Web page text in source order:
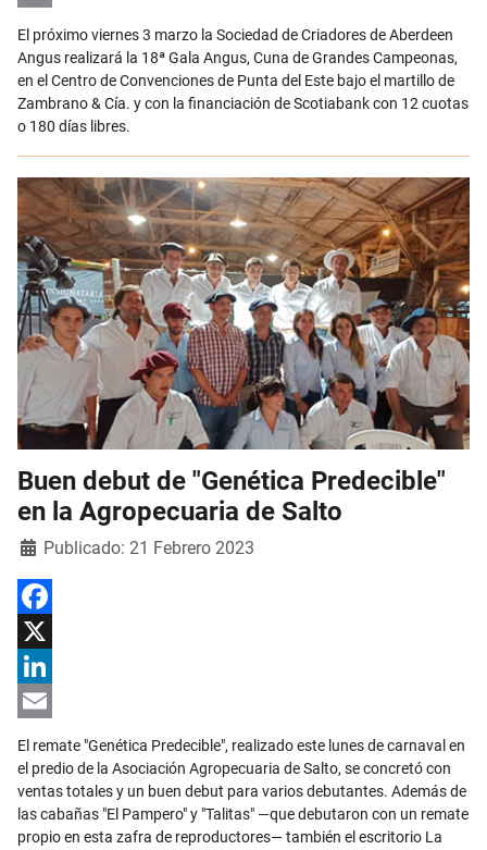
Email
El próximo viernes 3 marzo la Sociedad de Criadores de Aberdeen
Angus realizará la 18ª Gala Angus, Cuna de Grandes Campeonas,
en el Centro de Convenciones de Punta del Este bajo el martillo de
Zambrano & Cía. y con la financiación de Scotiabank con 12 cuotas
o 180 días libres.
Buen debut de "Genética Predecible"
en la Agropecuaria de Salto
DetallesPublicado: 21 Febrero 2023
Facebook
X
LinkedIn
Email
El remate "Genética Predecible", realizado este lunes de carnaval en
el predio de la Asociación Agropecuaria de Salto, se concretó con
ventas totales y un buen debut para varios debutantes. Además de
las cabañas "El Pampero" y "Talitas" —que debutaron con un remate
propio en esta zafra de reproductores— también el escritorio La